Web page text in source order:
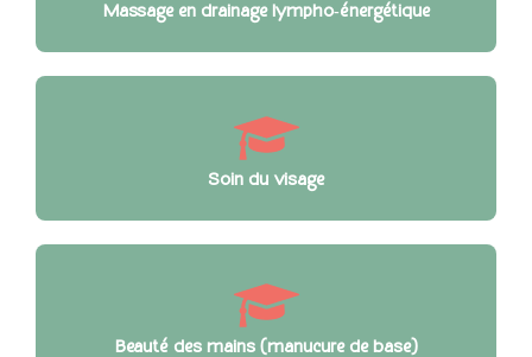
Massage en drainage lympho‑énergétique
Soin du visage
Beauté des mains (manucure de base)